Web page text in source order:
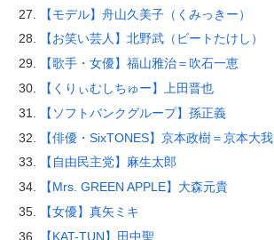
【モデル】舟山久美子（くみっきー）
【お笑い芸人】北野武（ビートたけし）
【歌手・女優】福山雅治＝吹石一恵
【くりぃむしちゅー】上田晋也
【ソフトバンクグループ】孫正義
【俳優・SixTONES】京本政樹＝京本大我
【自由民主党】麻生太郎
【Mrs. GREEN APPLE】大森元貴
【女優】真矢ミキ
【KAT-TUN】田中聖